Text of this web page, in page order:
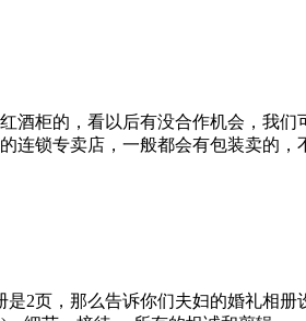
酒柜的，看以后有没合作机会，我们
连锁专卖店，一般都会有包装卖的，
2页，那么告诉你们夫妇的婚礼相册